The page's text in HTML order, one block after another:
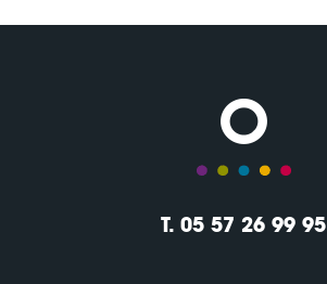
T. 05 57 26 99 95